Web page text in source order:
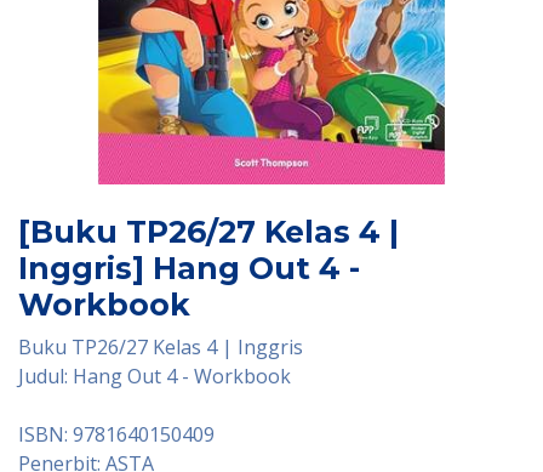
[Buku TP26/27 Kelas 4 |
Inggris] Hang Out 4 -
Workbook
Buku TP26/27 Kelas 4 | Inggris
Judul: Hang Out 4 - Workbook
ISBN: 9781640150409
Penerbit: ASTA